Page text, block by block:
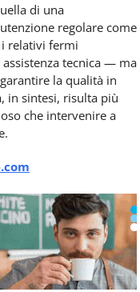
di una
regolare come
relativi fermi
tecnica — ma
la qualità in
in sintesi, risulta più
che intervenire a